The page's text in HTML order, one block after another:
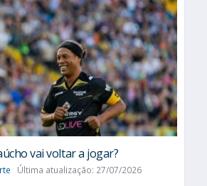
vai voltar a jogar?
Última atualização: 27/07/2026